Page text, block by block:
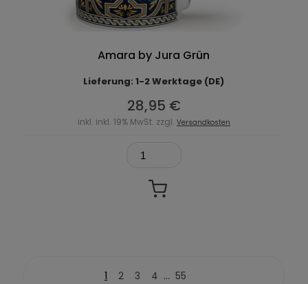
Amara by Jura Grün
Lieferung: 1-2 Werktage (DE)
28,95 €
inkl. inkl. 19% MwSt. zzgl. Versandkosten
1 2 3 4 ... 55